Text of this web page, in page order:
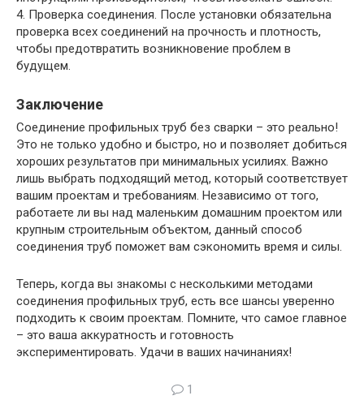
4. Проверка соединения. После установки обязательна
проверка всех соединений на прочность и плотность,
чтобы предотвратить возникновение проблем в
будущем.
Заключение
Соединение профильных труб без сварки – это реально!
Это не только удобно и быстро, но и позволяет добиться
хороших результатов при минимальных усилиях. Важно
лишь выбрать подходящий метод, который соответствует
вашим проектам и требованиям. Независимо от того,
работаете ли вы над маленьким домашним проектом или
крупным строительным объектом, данный способ
соединения труб поможет вам сэкономить время и силы.
Теперь, когда вы знакомы с несколькими методами
соединения профильных труб, есть все шансы уверенно
подходить к своим проектам. Помните, что самое главное
– это ваша аккуратность и готовность
экспериментировать. Удачи в ваших начинаниях!
1